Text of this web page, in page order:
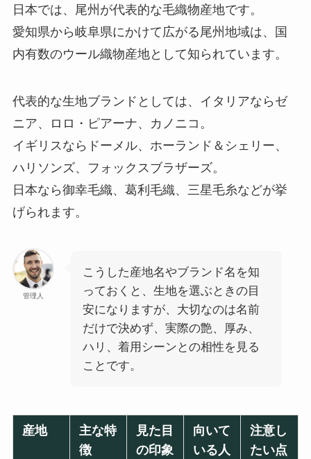
日本では、尾州が代表的な毛織物産地です。
愛知県から岐阜県にかけて広がる尾州地域は、国
内有数のウール織物産地として知られています。
代表的な生地ブランドとしては、イタリアならゼ
ニア、ロロ・ピアーナ、カノニコ。
イギリスならドーメル、ホーランド＆シェリー、
ハリソンズ、フォックスブラザーズ。
日本なら御幸毛織、葛利毛織、三星毛糸などが挙
げられます。
管理人
こうした産地名やブランド名を知
っておくと、生地を選ぶときの目
安になりますが、大切なのは名前
だけで決めず、実際の艶、厚み、
ハリ、着用シーンとの相性を見る
ことです。
産地
主な特
徴
見た目
の印象
向いて
いる人
注意し
たい点